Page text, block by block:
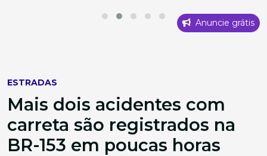
Anuncie grátis
ESTRADAS
Mais dois acidentes com
carreta são registrados na
BR-153 em poucas horas